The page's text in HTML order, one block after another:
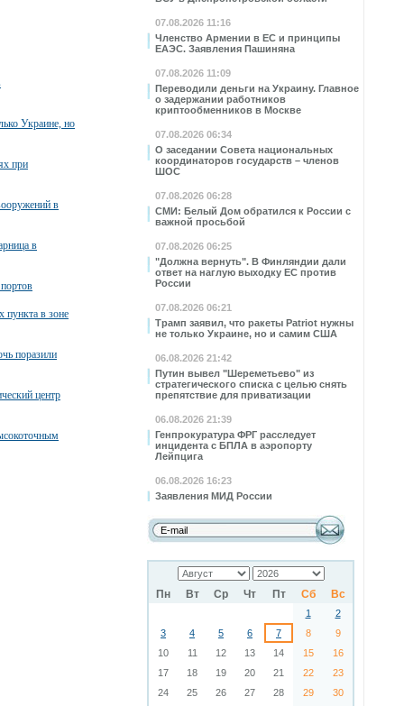
07.08.2026 11:16
Членство Армении в ЕС и принципы
ЕАЭС. Заявления Пашиняна
07.08.2026 11:09
Переводили деньги на Украину. Главное
о задержании работников
криптообменников в Москве
07.08.2026 06:34
О заседании Совета национальных
координаторов государств – членов
ШОС
07.08.2026 06:28
СМИ: Белый Дом обратился к России с
важной просьбой
07.08.2026 06:25
"Должна вернуть". В Финляндии дали
ответ на наглую выходку ЕС против
России
07.08.2026 06:21
Трамп заявил, что ракеты Patriot нужны
не только Украине, но и самим США
06.08.2026 21:42
Путин вывел "Шереметьево" из
стратегического списка с целью снять
препятствие для приватизации
06.08.2026 21:39
Генпрокуратура ФРГ расследует
инцидента с БПЛА в аэропорту
Лейпцига
06.08.2026 16:23
Заявления МИД России
Пн Вт Ср Чт Пт Сб Вс
1
2
3
4 5 6 7 8
9
10
11 12 13 14 15
16
17
18 19 20 21 22
23
24
25 26 27 28 29 30
Украине, но
при
в
в
пункта в зоне
поразили
центр